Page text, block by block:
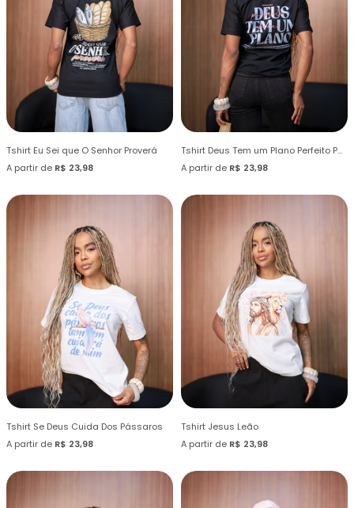
Tshirt Eu Sei que O Senhor Proverá
A partir de R$ 23,98
Tshirt Deus Tem um Plano Perfeito Para Mim
A partir de R$ 23,98
Tshirt Se Deus Cuida Dos Pássaros
A partir de R$ 23,98
Tshirt Jesus Leão
A partir de R$ 23,98